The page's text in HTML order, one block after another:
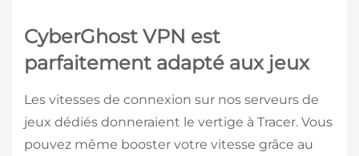
CyberGhost VPN est
parfaitement adapté aux jeux
Les vitesses de connexion sur nos serveurs de
jeux dédiés donneraient le vertige à Tracer. Vous
pouvez même booster votre vitesse grâce au